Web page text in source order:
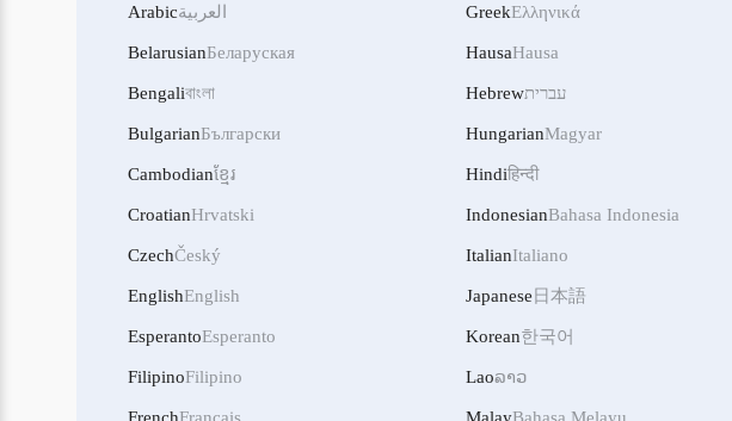
Arabicالعربية
BelarusianБеларуская
Bengaliবাংলা
BulgarianБългарски
Cambodianខ្មែរ
CroatianHrvatski
CzechČeský
EnglishEnglish
EsperantoEsperanto
FilipinoFilipino
GreekΕλληνικά
HausaHausa
Hebrewעברית
HungarianMagyar
Hindiहिन्दी
IndonesianBahasa Indonesia
ItalianItaliano
Japanese 日本語
Korean한국어
Laoລາວ